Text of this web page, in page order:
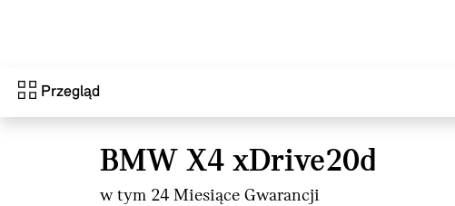
Przegląd
BMW X4 xDrive20d
w tym 24 Miesiące Gwarancji